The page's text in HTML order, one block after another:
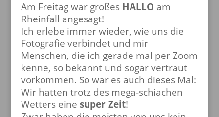
Am Freitag war großes HALLO am
Rheinfall angesagt!
Ich erlebe immer wieder, wie uns die
Fotografie verbindet und mir
Menschen, die ich gerade mal per Zoom
kenne, so bekannt und sogar vertraut
vorkommen. So war es auch dieses Mal:
Wir hatten trotz des mega-schiachen
Wetters eine super Zeit!